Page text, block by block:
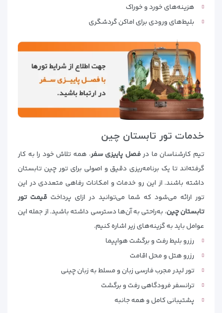
هزینه‌های خورد و خوراک
بلیط‌های ورودی برای اماکن گردشگری
خدمات تور تابستان چین
تیم کارشناسان ما درفصل پاییزی سفر، همه تلاش خود را به کار
گرفته‌اند تا یک برنامه‌ریزی دقیق و اصولی برای تور چین تابستان
داشته باشند. از این رو خدمات و امکانات رفاهی متعددی در این
تور ارائه می‌شود که شما می‌توانید در ازای پرداخت قیمت تور
تابستان چین، به‌راحتی به آن‌ها دسترسی داشته باشید. از جمله این
عوامل باید به گزینه‌های زیر اشاره کنیم.
رزرو بلیط رفت و برگشت هواپیما
رزرو هتل و محل اقامت
تور لیدر مجرب فارسی زبان و مسلط به زبان چینی
ترانسفر فرودگاهی رفت و برگشت
پشتیبانی کامل و همه جانبه